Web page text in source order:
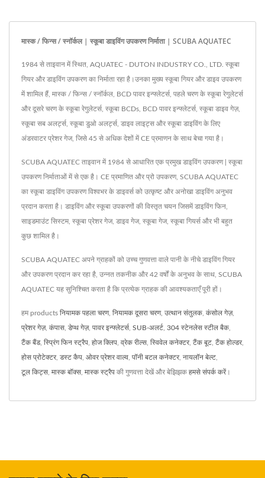
मास्क / फिन्स / स्नॉर्कल | स्कूबा डाइविंग उपकरण निर्माता | SCUBA AQUATEC
1984 से ताइवान में स्थित, AQUATEC - DUTON INDUSTRY CO., LTD. स्कूबा
गियर और डाइविंग उपकरण का निर्माता रहा है।उनका मुख्य स्कूबा गियर और डाइव उपकरण
में शामिल हैं, मास्क / फिन्स / स्नॉर्कल, BCD पावर इन्फ्लेटर्स, पहले चरण के स्कूबा रेगुलेटर्स
और दूसरे चरण के स्कूबा रेगुलेटर्स, स्कूबा BCDs, BCD पावर इन्फ्लेटर्स, स्कूबा डाइव गेज़,
स्कूबा सब अलर्ट्स, स्कूबा डुओ अलर्ट्स, डाइव लाइट्स और स्कूबा डाइविंग के लिए
अंडरवाटर प्रेशर गेज, जिसे 45 से अधिक देशों में CE प्रमाणन के साथ बेचा गया है।
SCUBA AQUATEC ताइवान में 1984 से आधारित एक प्रमुख डाइविंग उपकरण | स्कूबा
उपकरण निर्माताओं में से एक है। CE प्रमाणित और प्रो उपकरण, SCUBA AQUATEC
का स्कूबा डाइविंग उपकरण विश्वभर के डाइवर्स को उत्कृष्ट और अनोखा डाइविंग अनुभव
प्रदान करता है। डाइविंग और स्कूबा उपकरणों की विस्तृत चयन जिसमें डाइविंग फिन,
साइडमाउंट सिस्टम, स्कूबा प्रेशर गेज, डाइव गेज, स्कूबा गेज, स्कूबा गियर्स और भी बहुत
कुछ शामिल है।
SCUBA AQUATEC अपने ग्राहकों को उच्च गुणवत्ता वाले पानी के नीचे डाइविंग गियर
और उपकरण प्रदान कर रहा है, उन्नत तकनीक और 42 वर्षों के अनुभव के साथ, SCUBA
AQUATEC यह सुनिश्चित करता है कि प्रत्येक ग्राहक की आवश्यकताएँ पूरी हों।
हम products नियामक पहला चरण, नियामक दूसरा चरण, उत्थान संतुलक कंसोल गेज़,
प्रेशर गेज़, कंपास डेप्थ गेज़, पावर इन्फ्लेटर्स SUB-अलर्ट 304 स्टेनलेस स्टील बैक
टैंक बैंड, स्प्रिंग फिन स्ट्रैप होज क्लिप व्रेक रील्स स्विवेल कनेक्टर, टैंक बूट टैंक होल्डर,
होस प्रोटेक्टर, डस्ट कैप ओवर प्रेशर वाल्व पॉनी बटल कनेक्टर, नायलॉन बेल्ट
टूल किट्स मास्क बॉक्स मास्क स्ट्रैप की गुणवत्ता देखें और बेझिझक हमसे संपर्क करें।